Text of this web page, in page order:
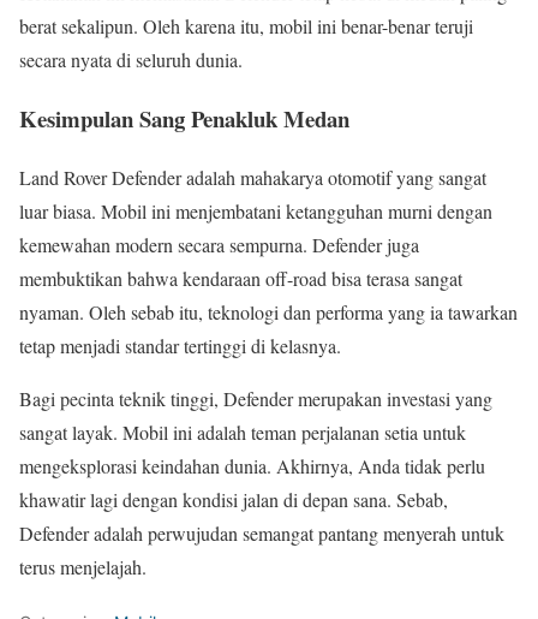
berat sekalipun. Oleh karena itu, mobil ini benar-benar teruji
secara nyata di seluruh dunia.
Kesimpulan Sang Penakluk Medan
Land Rover Defender adalah mahakarya otomotif yang sangat
luar biasa. Mobil ini menjembatani ketangguhan murni dengan
kemewahan modern secara sempurna. Defender juga
membuktikan bahwa kendaraan off-road bisa terasa sangat
nyaman. Oleh sebab itu, teknologi dan performa yang ia tawarkan
tetap menjadi standar tertinggi di kelasnya.
Bagi pecinta teknik tinggi, Defender merupakan investasi yang
sangat layak. Mobil ini adalah teman perjalanan setia untuk
mengeksplorasi keindahan dunia. Akhirnya, Anda tidak perlu
khawatir lagi dengan kondisi jalan di depan sana. Sebab,
Defender adalah perwujudan semangat pantang menyerah untuk
terus menjelajah.